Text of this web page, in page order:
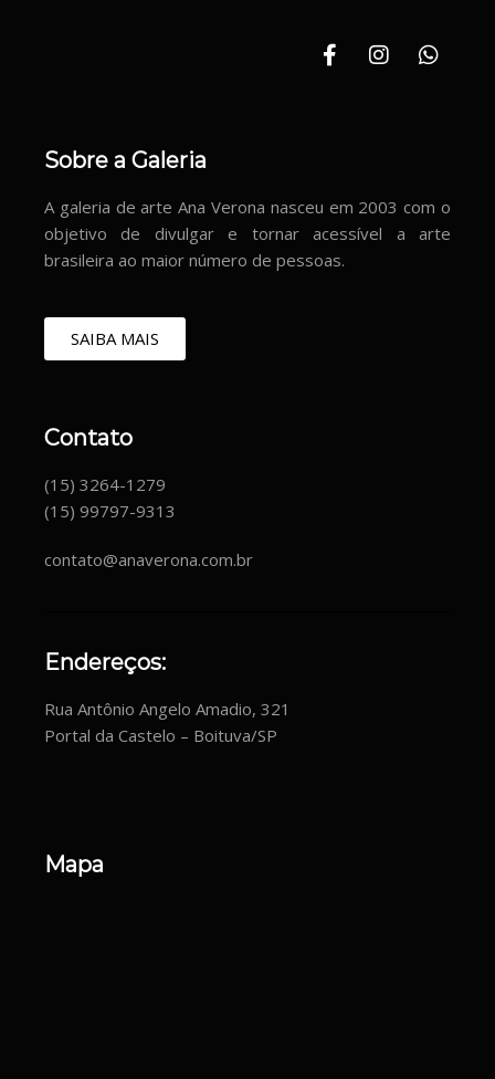
Sobre a Galeria
A galeria de arte Ana Verona nasceu em 2003 com o
objetivo de divulgar e tornar acessível a arte
brasileira ao maior número de pessoas.
SAIBA MAIS
Contato
(15) 3264-1279
(15) 99797-9313
contato@anaverona.com.br
Endereços:
Rua Antônio Angelo Amadio, 321
Portal da Castelo – Boituva/SP
Mapa